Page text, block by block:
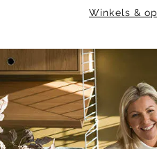
Winkels &